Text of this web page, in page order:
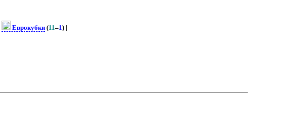
Еврокубки (11–1) |